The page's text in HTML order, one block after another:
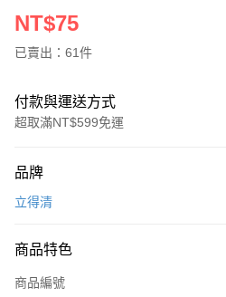
NT$75
已賣出：61件
付款與運送方式
超取滿NT$599免運
信用卡一次付款
LINE Pay
Apple Pay
品牌
立得清
商品特色
商品編號